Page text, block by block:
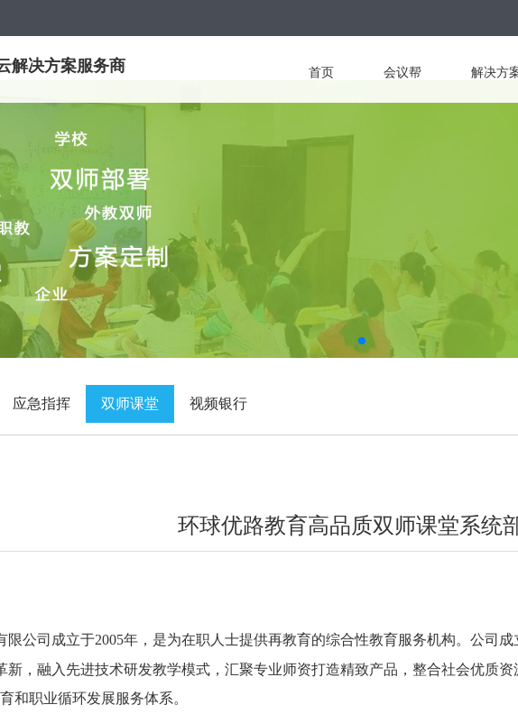
解决方案服务商 首页 会议帮 解决方
应急指挥 双师课堂 视频银行
环球优路教育高品质双师课堂系统
限公司成立于2005年，是为在职人士提供再教育的综合性教育服务机构。公司成
新，融入先进技术研发教学模式，汇聚专业师资打造精致产品，整合社会优质
和职业循环发展服务体系。